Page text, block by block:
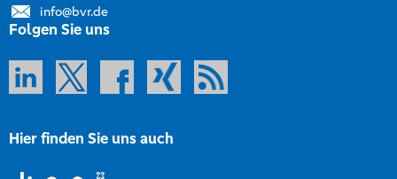
info@bvr.de
Folgen Sie uns
Hier finden Sie uns auch